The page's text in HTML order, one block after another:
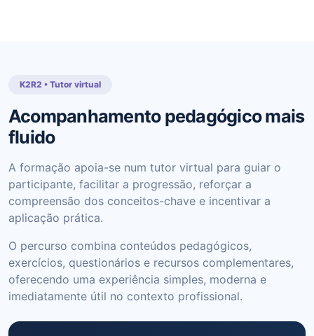
K2R2 • Tutor virtual
Acompanhamento pedagógico mais
fluido
A formação apoia-se num tutor virtual para guiar o
participante, facilitar a progressão, reforçar a
compreensão dos conceitos-chave e incentivar a
aplicação prática.
O percurso combina conteúdos pedagógicos,
exercícios, questionários e recursos complementares,
oferecendo uma experiência simples, moderna e
imediatamente útil no contexto profissional.